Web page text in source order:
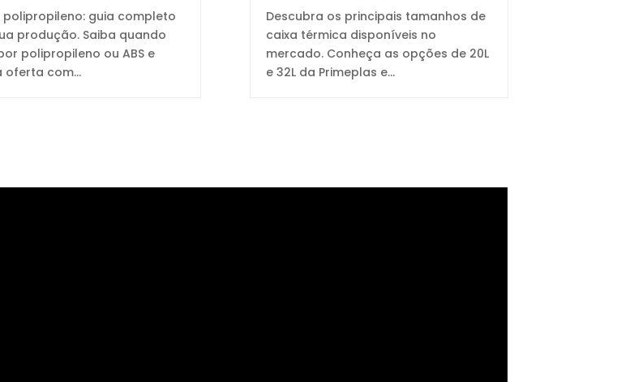
polipropileno: guia completo
produção. Saiba quando
polipropileno ou ABS e
oferta com...
Descubra os principais tamanhos de
caixa térmica disponíveis no
mercado. Conheça as opções de 20L
e 32L da Primeplas e...